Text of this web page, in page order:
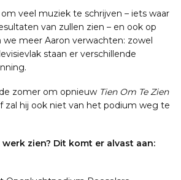
veel muziek te schrijven – iets waar
van zullen zien – en ook op
meer Aaron verwachten: zowel
staan er verschillende
zomer om opnieuw Tien Om Te Zien
zal hij ook niet van het podium weg te
zien? Dit komt er alvast aan: